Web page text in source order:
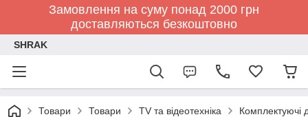
Замовлення на суму понад 2000 грн
доставляються безкоштовно
SHRAK
Товари Товари TV та відеотехніка Комплектуючі